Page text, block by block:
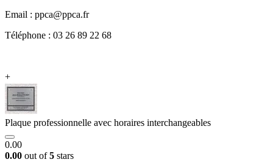
Email : ppca@ppca.fr
Téléphone : 03 26 89 22 68
+
Plaque professionnelle avec horaires interchangeables
0.00
0.00 out of5 stars